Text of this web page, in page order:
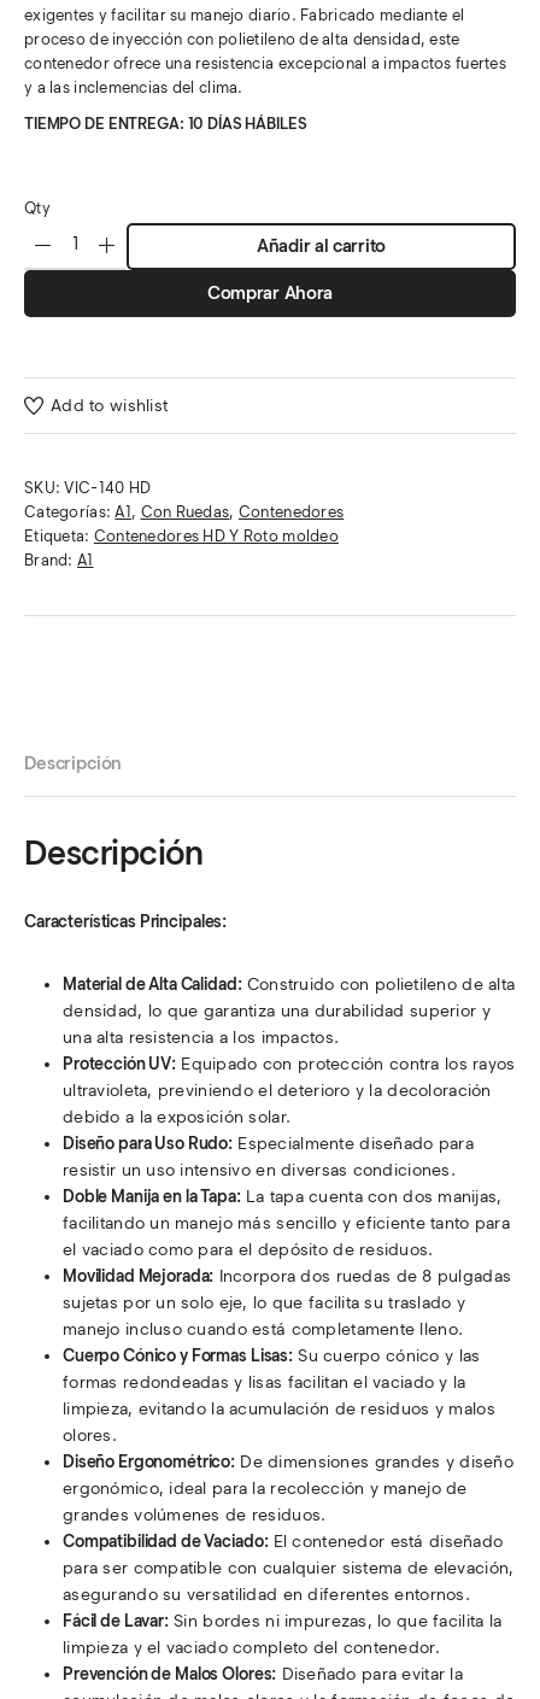
exigentes y facilitar su manejo diario. Fabricado mediante el
proceso de inyección con polietileno de alta densidad, este
contenedor ofrece una resistencia excepcional a impactos fuertes
y a las inclemencias del clima.
TIEMPO DE ENTREGA: 10 DÍAS HÁBILES
Qty
Añadir al carrito
Comprar Ahora
Add to wishlist
SKU:VIC-140 HD
Categorías:A1 , Con Ruedas, Contenedores
Etiqueta: Contenedores HD Y Roto moldeo
Brand: A1
Descripción
Descripción
Características Principales:
Material de Alta Calidad:Construido con polietileno de alta
densidad, lo que garantiza una durabilidad superior y
una alta resistencia a los impactos.
Protección UV: Equipado con protección contra los rayos
ultravioleta, previniendo el deterioro y la decoloración
debido a la exposición solar.
Diseño para Uso Rudo: Especialmente diseñado para
resistir un uso intensivo en diversas condiciones.
Doble Manija en la Tapa:La tapa cuenta con dos manijas,
facilitando un manejo más sencillo y eficiente tanto para
el vaciado como para el depósito de residuos.
Movilidad Mejorada: Incorpora dos ruedas de 8 pulgadas
sujetas por un solo eje, lo que facilita su traslado y
manejo incluso cuando está completamente lleno.
Cuerpo Cónico y Formas Lisas:Su cuerpo cónico y las
formas redondeadas y lisas facilitan el vaciado y la
limpieza, evitando la acumulación de residuos y malos
olores.
Diseño Ergonométrico: De dimensiones grandes y diseño
ergonómico, ideal para la recolección y manejo de
grandes volúmenes de residuos.
Compatibilidad de Vaciado:El contenedor está diseñado
para ser compatible con cualquier sistema de elevación,
asegurando su versatilidad en diferentes entornos.
Fácil de Lavar:Sin bordes ni impurezas, lo que facilita la
limpieza y el vaciado completo del contenedor.
Prevención de Malos Olores: Diseñado para evitar la